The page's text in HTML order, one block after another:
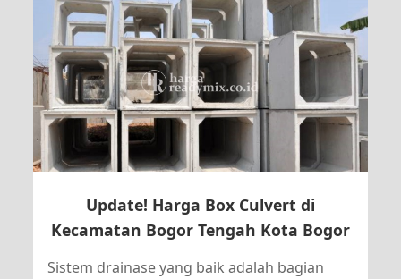
Update! Harga Box Culvert di
Kecamatan Bogor Tengah Kota Bogor
Sistem drainase yang baik adalah bagian